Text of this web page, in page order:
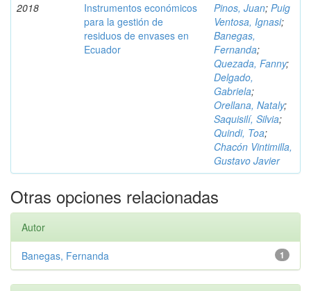
2018
Instrumentos económicos
para la gestión de
residuos de envases en
Ecuador
Pinos, Juan; Puig
Ventosa, Ignasi;
Banegas,
Fernanda;
Quezada, Fanny;
Delgado,
Gabriela;
Orellana, Nataly;
Saquisilí, Silvia;
Quindi, Toa;
Chacón Vintimilla,
Gustavo Javier
Otras opciones relacionadas
Autor
1
Banegas, Fernanda